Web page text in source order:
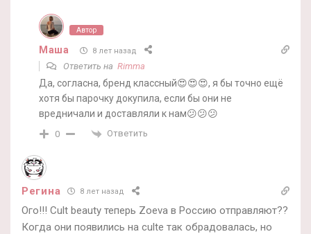
Автор
Маша 8 лет назад
Ответить на Rimma
Да, согласна, бренд классный😍😍😍, я бы точно ещё
хотя бы парочку докупила, если бы они не
вредничали и доставляли к нам😕😕😕
0 Ответить
Регина 8 лет назад
Ого!!! Cult beauty теперь Zoeva в Россию отправляют??
Когда они появились на culte так обрадовалась, но